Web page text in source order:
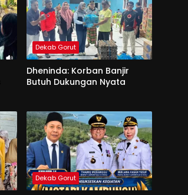
Dekab Gorut
Dheninda: Korban Banjir
Butuh Dukungan Nyata
Dekab Gorut